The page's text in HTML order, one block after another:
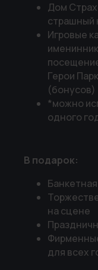
Дом
страшный
Игровые
Герои
(бонусов)
*можно
одного
В подарок:
на сцене
для всех